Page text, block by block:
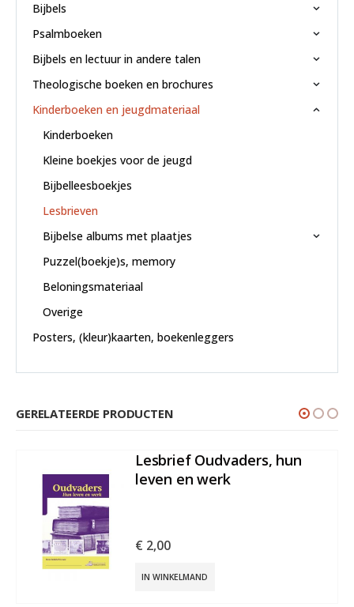
Bijbels
Psalmboeken
Bijbels en lectuur in andere talen
Theologische boeken en brochures
Kinderboeken en jeugdmateriaal
Kinderboeken
Kleine boekjes voor de jeugd
Bijbelleesboekjes
Lesbrieven
Bijbelse albums met plaatjes
Puzzel(boekje)s, memory
Beloningsmateriaal
Overige
Posters, (kleur)kaarten, boekenleggers
GERELATEERDE PRODUCTEN
Oudvaders, hun
en werk